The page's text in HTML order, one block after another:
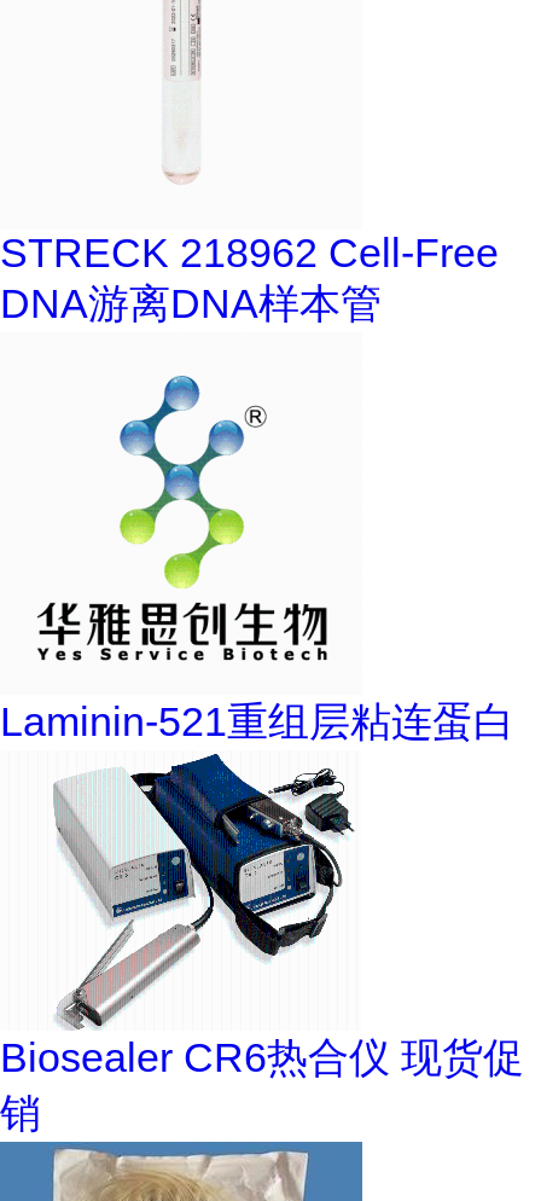
STRECK 218962 Cell-Free
DNA游离DNA样本管
Laminin-521重组层粘连蛋白
Biosealer CR6热合仪 现货促
销